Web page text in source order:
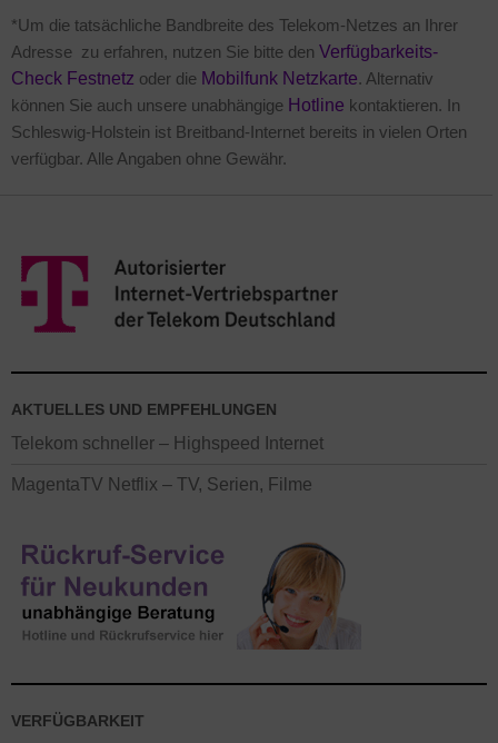
*Um die tatsächliche Bandbreite des Telekom-Netzes an Ihrer
Adresse zu erfahren, nutzen Sie bitte den Verfügbarkeits-
Check Festnetz oder die Mobilfunk Netzkarte. Alternativ
können Sie auch unsere unabhängige Hotline kontaktieren. In
Schleswig-Holstein ist Breitband-Internet bereits in vielen Orten
verfügbar. Alle Angaben ohne Gewähr.
AKTUELLES UND EMPFEHLUNGEN
Telekom schneller – Highspeed Internet
MagentaTV Netflix – TV, Serien, Filme
VERFÜGBARKEIT